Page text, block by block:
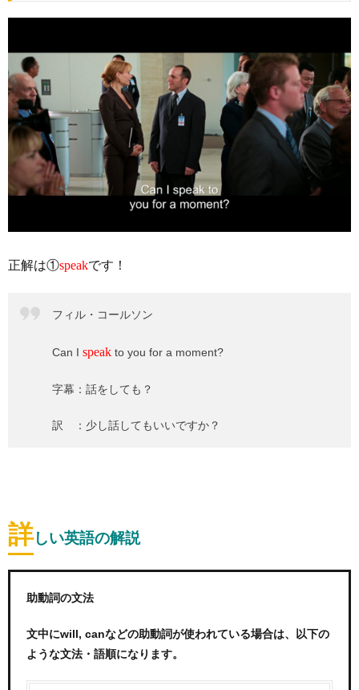
正解は①speakです！
フィル・コールソン
Can I speak to you for a moment?
字幕：話をしても？
訳 ：少し話してもいいですか？
詳しい英語の解説
助動詞の文法
文中にwill, canなどの助動詞が使われている場合は、以下の
ような文法・語順になります。